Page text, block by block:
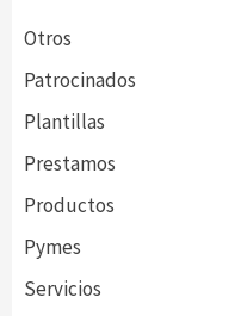
Otros
Patrocinados
Plantillas
Prestamos
Productos
Pymes
Servicios